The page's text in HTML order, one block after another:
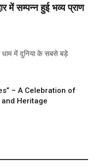
में सम्पन्न हुई भव्य प्राण
धाम में दुनिया के सबसे बड़े
– A Celebration of
and Heritage